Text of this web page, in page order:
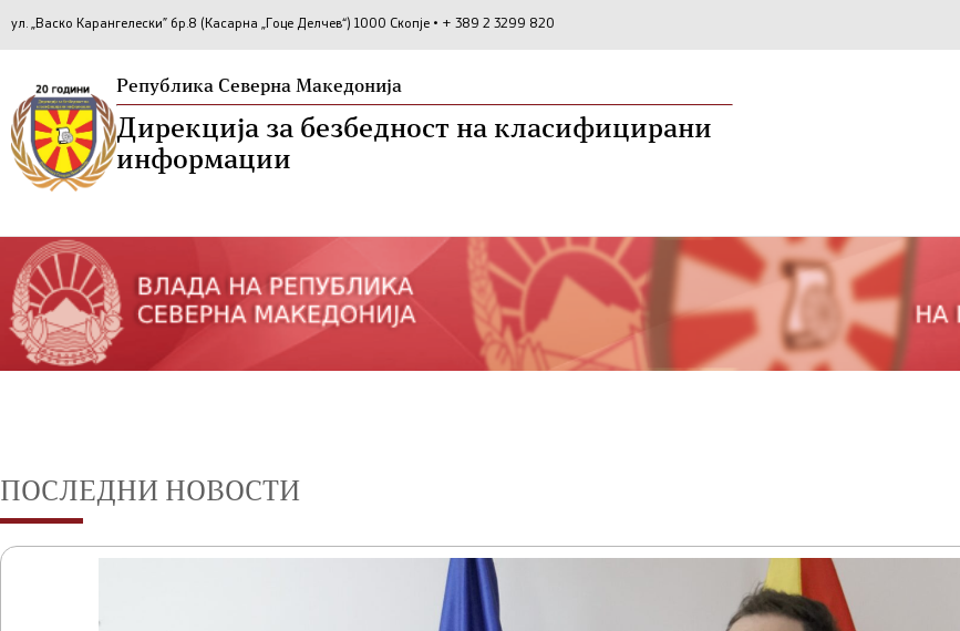
ул. „Васко Карангелески” бр.8 (Касарна „Гоце Делчев“) 1000 Скопје • + 389 2 3299 820
Република Северна Македонија
Дирекција за безбедност на класифицирани
информации
ПОСЛЕДНИ НОВОСТИ